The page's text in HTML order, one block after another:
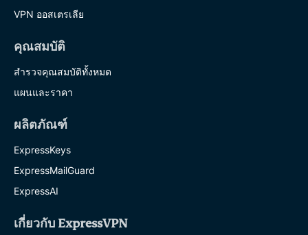
VPN ออสเตรเลีย
คุณสมบัติ
สำรวจคุณสมบัติทั้งหมด
แผนและราคา
ผลิตภัณฑ์
ExpressKeys
ExpressMailGuard
ExpressAI
เกี่ยวกับ ExpressVPN